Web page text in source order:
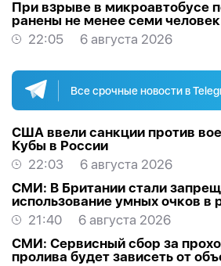
При взрыве в микроавтобусе
ранены не менее семи человек
22:05
6 августа 2026
Все срочные новости в
США ввели санкции против
Кубы в России
22:03
6 августа 2026
СМИ: В Британии стали
использование умных очков в
21:40
6 августа 2026
СМИ: Сервисный сбор за
пролива будет зависеть от